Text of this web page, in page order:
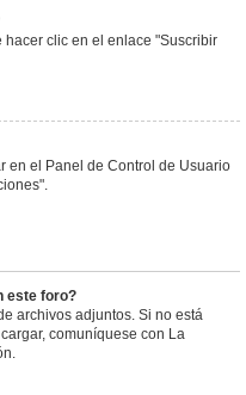
hacer clic en el enlace "Suscribir
en el Panel de Control de Usuario
este foro?
archivos adjuntos. Si no está
comuníquese con La